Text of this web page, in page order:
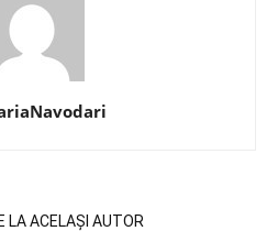
LA ACELAȘI AUTOR